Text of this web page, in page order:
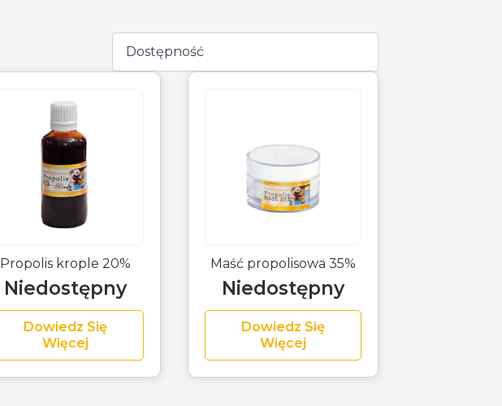
Propolis krople 20%
Niedostępny
Dowiedz Się
Więcej
Maść propolisowa 35%
Niedostępny
Dowiedz Się
Więcej